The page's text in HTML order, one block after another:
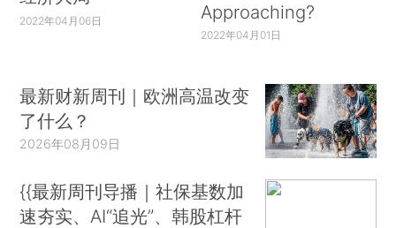
2022年04月06日
Approaching?
2022年04月01日
最新财新周刊｜欧洲高温改变
了什么？
2026年08月09日
{{最新周刊导播｜社保基数加
速夯实、AI“追光”、韩股杠杆